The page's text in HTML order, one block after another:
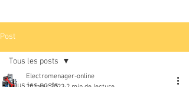
Post
Tous les posts
Electromenager-online